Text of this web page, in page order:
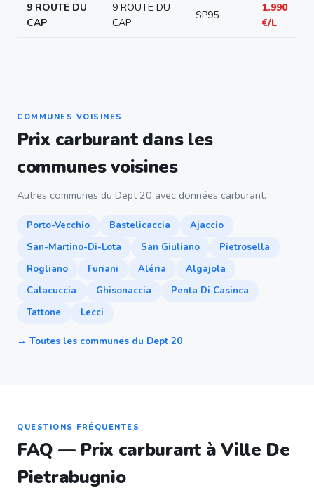
9 ROUTE DU
CAP
9 ROUTE DU
CAP
SP95
1.990
€/L
COMMUNES VOISINES
Prix carburant dans les
communes voisines
Autres communes du Dept 20 avec données carburant.
Porto-Vecchio Bastelicaccia
Ajaccio
San-Martino-Di-Lota
San Giuliano
Pietrosella
Rogliano
Furiani Aléria
Algajola
Calacuccia
Ghisonaccia
Penta Di Casinca
Tattone
Lecci
→ Toutes les communes du Dept 20
QUESTIONS FRÉQUENTES
FAQ — Prix carburant à Ville De
Pietrabugnio